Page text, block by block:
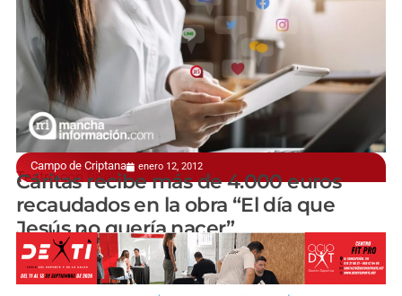
Campo de Criptana enero 12, 2012
Teatro con fines solidarios
Cáritas recibe más de 4.000 euros
recaudados en la obra “El día que
Jesús no quería nacer”
manchainformacion.com